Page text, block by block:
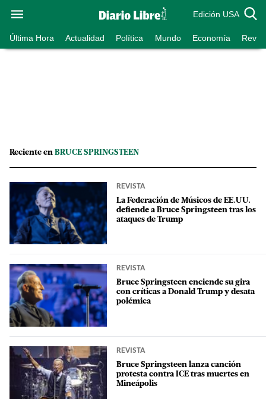
Edición USA
Última Hora Actualidad Política Mundo Economía
Reciente en BRUCE SPRINGSTEEN
REVISTA
La Federación de Músicos de EE.UU.
defiende a Bruce Springsteen tras los
ataques de Trump
REVISTA
Bruce Springsteen enciende su gira
con críticas a Donald Trump y desata
polémica
REVISTA
Bruce Springsteen lanza canción
protesta contra ICE tras muertes en
Mineápolis